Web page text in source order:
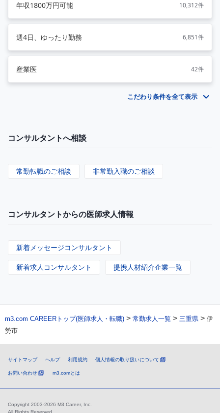
年収1800万円可能 10,312件
週4日、ゆったり勤務 6,851件
産業医 42件
こだわり条件を全て表示
コンサルタントへ相談
常勤転職のご相談 非常勤入職のご相談
コンサルタントからの医師求人情報
新着メッセージコンサルタント
新着求人コンサルタント 提携人材紹介企業一覧
m3.com CAREERトップ(医師求人・転職) > 常勤求人一覧 > 三重県 > 伊
勢市
サイトマップ ヘルプ 利用規約 個人情報の取り扱いについて
お問い合わせ m3.comとは
Copyright 2003-2026 M3 Career, Inc.
All Rights Reserved.